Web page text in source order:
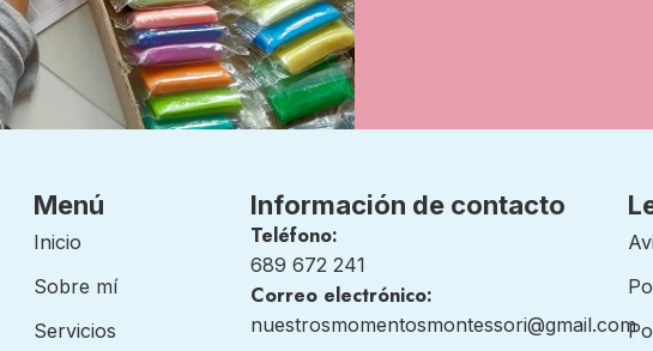
Menú
Inicio
Sobre mí
Servicios
Información de contacto
Teléfono:
689 672 241
Correo electrónico:
nuestrosmomentosmontessori@gmail.com